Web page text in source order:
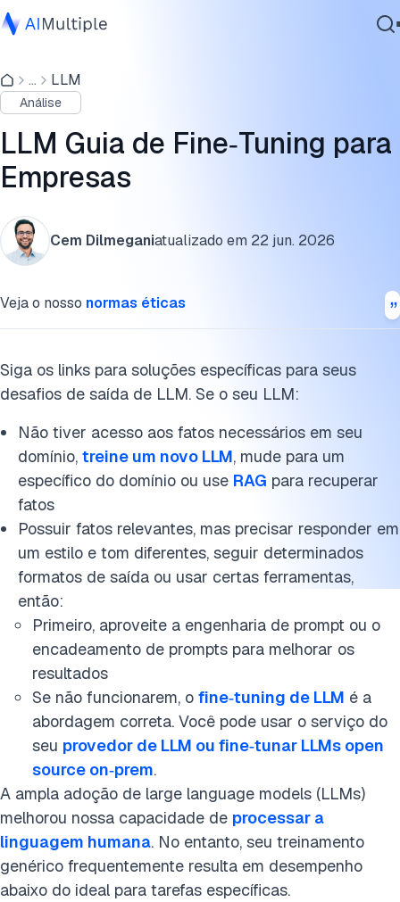
IA Agêntica
Segurança cibernética
Dados
Software Empresarial
Serviços
... LLM
Análise
LLM Guia de Fine‑Tuning para
Empresas
Cem Dilmeganiatualizado em 22 jun. 2026
Veja o nosso normas éticas
Siga os links para soluções específicas para seus
desafios de saída de LLM. Se o seu LLM:
Não tiver acesso aos fatos necessários em seu
domínio, treine um novo LLM, mude para um
específico do domínio ou use RAG para recuperar
fatos
Possuir fatos relevantes, mas precisar responder em
um estilo e tom diferentes, seguir determinados
formatos de saída ou usar certas ferramentas,
então:
Primeiro, aproveite a engenharia de prompt ou o
encadeamento de prompts para melhorar os
resultados
Se não funcionarem, o fine‑tuning de LLM é a
abordagem correta. Você pode usar o serviço do
seu provedor de LLM ou fine‑tunar LLMs open
source on‑prem.
A ampla adoção de large language models (LLMs)
melhorou nossa capacidade de processar a
linguagem humana. No entanto, seu treinamento
genérico frequentemente resulta em desempenho
abaixo do ideal para tarefas específicas.
Como fine‑tunar LLMs
LLMs?
Exemplos de fine‑tuning
Por que ou quando sua empresa precisa de um LLM
fine‑tunado?
Leitura adicional
Cite esta pesquisa